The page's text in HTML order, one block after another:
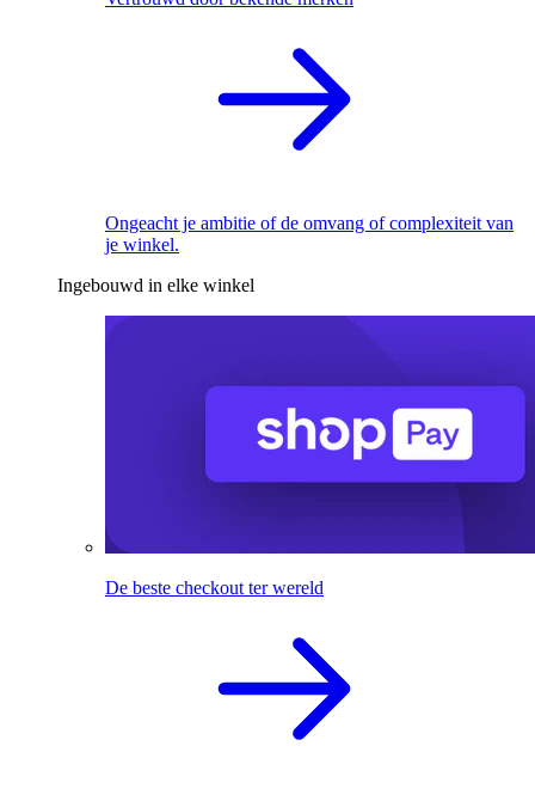
Ongeacht je ambitie of de omvang of complexiteit van
je winkel.
Ingebouwd in elke winkel
De beste checkout ter wereld